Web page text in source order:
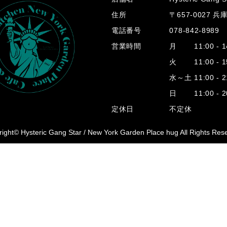
住所
〒657-0027 兵
電話番号
078-842-8989
営業時間
月 11:00 -
火 11:00 -
水～土 11:00 -
日 11:00 -
定休日
不定休
Hysteric Gang Star / New York Garden Place hug All Rights